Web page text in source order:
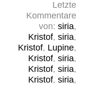
Letzte
Kommentare
von: siria,
Kristof, siria,
Kristof, Lupine,
Kristof, siria,
Kristof, siria,
Kristof, siria,